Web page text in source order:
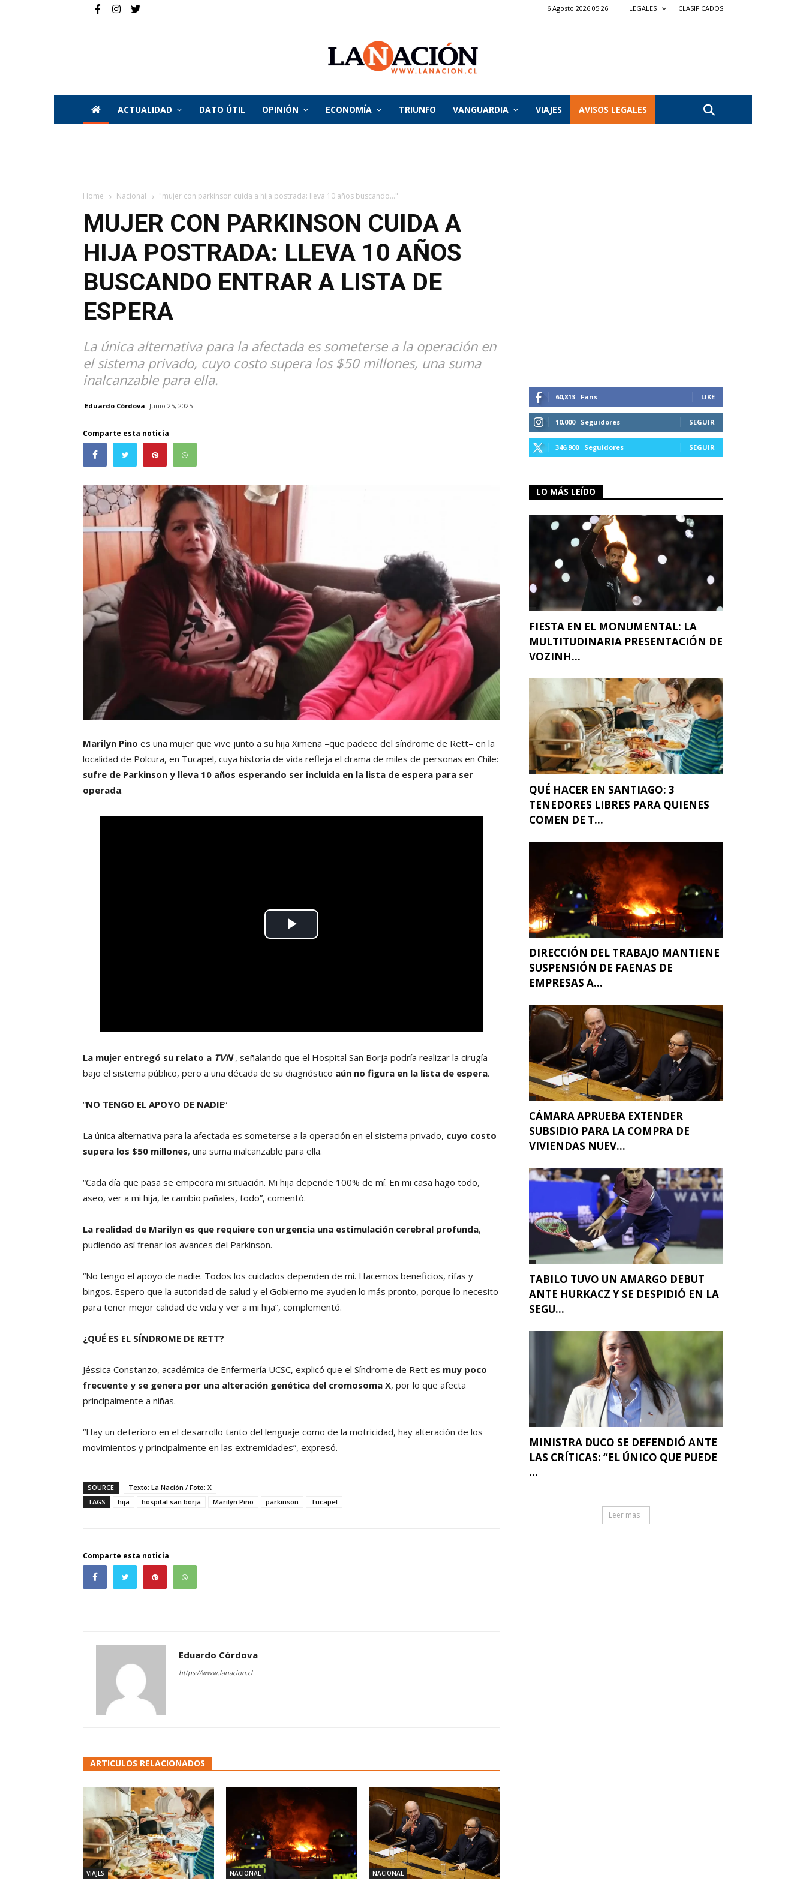
6 Agosto 2026 05:26 LEGALES CLASIFICADOS
La
ACTUALIDAD DATO ÚTIL OPINIÓN ECONOMÍA TRIUNFO VANGUARDIA VIAJES AVISOS LEGALES
Home Nacional "mujer con parkinson cuida a hija postrada: lleva 10 años buscando..."
MUJER CON PARKINSON CUIDA A
HIJA POSTRADA: LLEVA 10 AÑOS
BUSCANDO ENTRAR A LISTA DE
ESPERA
La única alternativa para la afectada es someterse a la operación en
el sistema privado, cuyo costo supera los $50 millones, una suma
inalcanzable para ella.
Eduardo Córdova Junio 25, 2025
Comparte esta noticia
Marilyn Pino es una mujer que vive junto a su hija Ximena –que padece del síndrome de Rett– en la
localidad de Polcura, en Tucapel, cuya historia de vida refleja el drama de miles de personas en Chile:
sufre de Parkinson y lleva 10 años esperando ser incluida en la lista de espera para ser
operada.
La mujer entregó su relato a TVN , señalando que el Hospital San Borja podría realizar la cirugía
bajo el sistema público, pero a una década de su diagnóstico aún no figura en la lista de espera.
“NO TENGO EL APOYO DE NADIE“
La única alternativa para la afectada es someterse a la operación en el sistema privado, cuyo costo
supera los $50 millones, una suma inalcanzable para ella.
“Cada día que pasa se empeora mi situación. Mi hija depende 100% de mí. En mi casa hago todo,
aseo, ver a mi hija, le cambio pañales, todo”, comentó.
La realidad de Marilyn es que requiere con urgencia una estimulación cerebral profunda,
pudiendo así frenar los avances del Parkinson.
“No tengo el apoyo de nadie. Todos los cuidados dependen de mí. Hacemos beneficios, rifas y
bingos. Espero que la autoridad de salud y el Gobierno me ayuden lo más pronto, porque lo necesito
para tener mejor calidad de vida y ver a mi hija”, complementó.
¿QUÉ ES EL SÍNDROME DE RETT?
Jéssica Constanzo, académica de Enfermería UCSC, explicó que el Síndrome de Rett es muy poco
frecuente y se genera por una alteración genética del cromosoma X, por lo que afecta
principalmente a niñas.
“Hay un deterioro en el desarrollo tanto del lenguaje como de la motricidad, hay alteración de los
movimientos y principalmente en las extremidades”, expresó.
SOURCE
Texto: La Nación / Foto: X
TAGS
hija hospital san borja Marilyn Pino parkinson Tucapel
Comparte esta noticia
Eduardo Córdova
https://www.lanacion.cl
ARTICULOS RELACIONADOS
VIAJES NACIONAL NACIONAL
60,813 Fans LIKE
10,000 Seguidores SEGUIR
346,900 Seguidores SEGUIR
LO MÁS LEÍDO
FIESTA EN EL MONUMENTAL: LA
MULTITUDINARIA PRESENTACIÓN DE
VOZINH...
QUÉ HACER EN SANTIAGO: 3
TENEDORES LIBRES PARA QUIENES
COMEN DE T...
DIRECCIÓN DEL TRABAJO MANTIENE
SUSPENSIÓN DE FAENAS DE
EMPRESAS A...
CÁMARA APRUEBA EXTENDER
SUBSIDIO PARA LA COMPRA DE
VIVIENDAS NUEV...
TABILO TUVO UN AMARGO DEBUT
ANTE HURKACZ Y SE DESPIDIÓ EN LA
SEGU...
MINISTRA DUCO SE DEFENDIÓ ANTE
LAS CRÍTICAS: “EL ÚNICO QUE PUEDE
...
Leer mas